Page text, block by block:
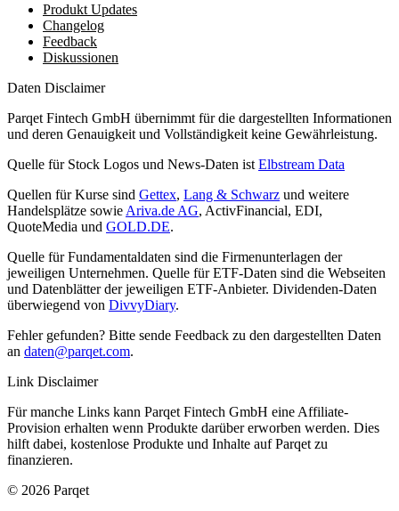
Produkt Updates
Changelog
Feedback
Diskussionen
Daten Disclaimer
Parqet Fintech GmbH übernimmt für die dargestellten Informationen
und deren Genauigkeit und Vollständigkeit keine Gewährleistung.
Quelle für Stock Logos und News-Daten ist Elbstream Data
Quellen für Kurse sind Gettex, Lang & Schwarz und weitere
Handelsplätze sowie Ariva.de AG, ActivFinancial, EDI,
QuoteMedia und GOLD.DE.
Quelle für Fundamentaldaten sind die Firmenunterlagen der
jeweiligen Unternehmen. Quelle für ETF-Daten sind die Webseiten
und Datenblätter der jeweiligen ETF-Anbieter. Dividenden-Daten
überwiegend von DivvyDiary.
Fehler gefunden? Bitte sende Feedback zu den dargestellten Daten
an daten@parqet.com.
Link Disclaimer
Für manche Links kann Parqet Fintech GmbH eine Affiliate-
Provision erhalten wenn Produkte darüber erworben werden. Dies
hilft dabei, kostenlose Produkte und Inhalte auf Parqet zu
finanzieren.
© 2026 Parqet